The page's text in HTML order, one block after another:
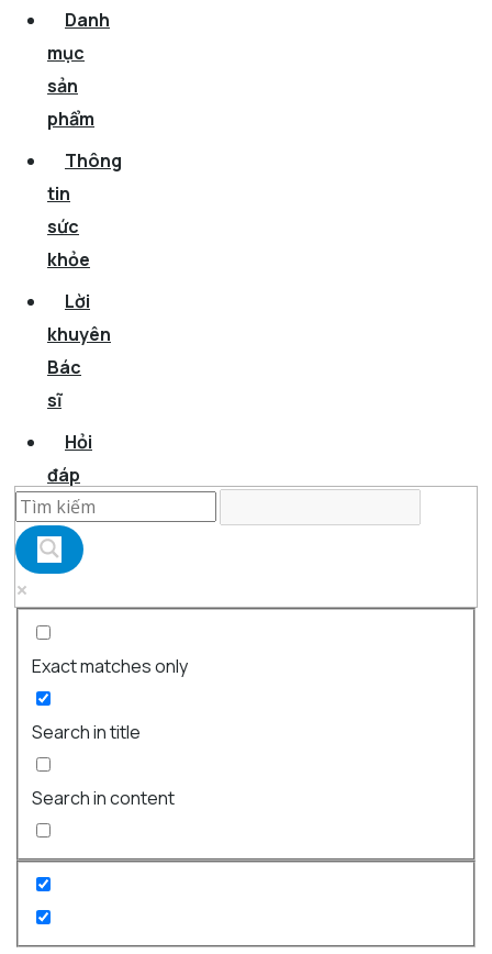
Danh
mục
sản
phẩm
Thông
tin
sức
khỏe
Lời
khuyên
Bác
sĩ
Hỏi
đáp
Exact matches only
Search in title
Search in content